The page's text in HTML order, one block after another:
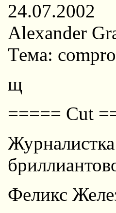
24.07.2002
Alexander
Тема:
щ
===== Cut
Феликс